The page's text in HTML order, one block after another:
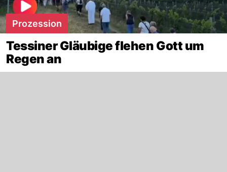
Prozession
Tessiner Gläubige flehen Gott um
Regen an